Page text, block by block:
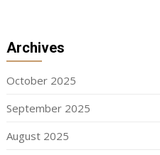
Archives
October 2025
September 2025
August 2025